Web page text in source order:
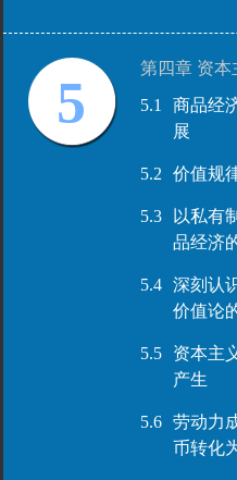
5
第四章 资本
5.1
商品经
展
5.2 价值规
5.3
以私有
品经济
5.4
深刻认
价值论
5.5
资本主
产生
5.6
劳动力
币转化